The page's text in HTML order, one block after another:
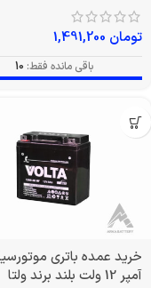
تومان
باقی مانده فقط: 10
آمپر 12 ولت بلند برند ولتا